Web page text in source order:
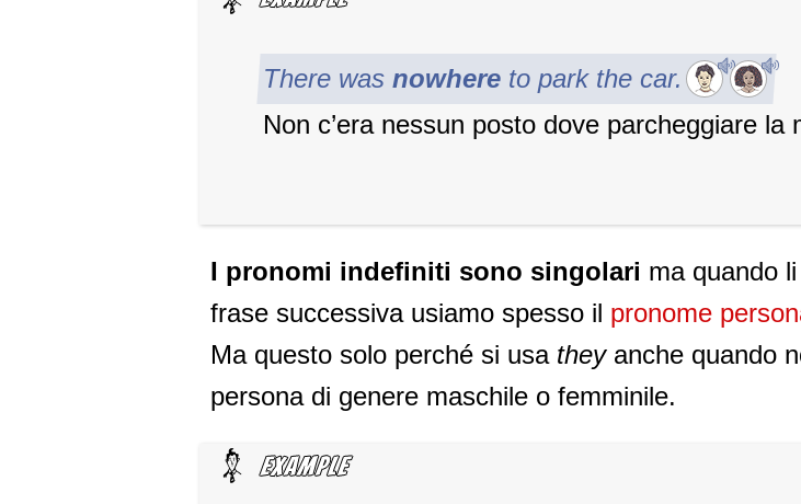
There was nowhere to park the car.
Non c’era nessun posto dove parcheggiare la
I pronomi indefiniti sono singolari ma quando
frase successiva usiamo spesso il pronome
Ma questo solo perché si usa they anche quando
persona di genere maschile o femminile.